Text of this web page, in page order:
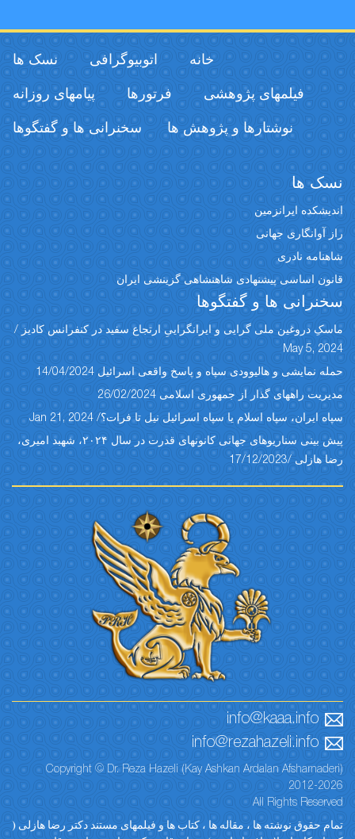
خانه اتوبیوگرافی نسک ها
فیلمهای پژوهشی فرتورها پیامهای روزانه
نوشتارها و پژوهش ها سخنرانی ها و گفتگوها
نسک ها
اندیشکده ایرانزمین
راز آوانگاری جهانی
شاهنامه نادری
قانون اساسی پیشنهادی شاهنشاهی گزینشی ایران
سخنرانی ها و گفتگوها
ماسکِ دروغین ملی گرایی و ایرانگراییِ ارتجاع سفید در کنفرانس کادیز /
May 5, 2024
حمله نمایشی و هالیوودی سپاه و پاسخ واقعی اسرائیل 14/04/2024
مدیریت راههای گذار از جمهوری اسلامی 26/02/2024
سپاه ایران، سپاه اسلام یا سپاه اسرائیل نیل تا فرات؟/ Jan 21, 2024
پیش بینی سناریوهای جهانی کانونهای قدرت در سال ۲۰۲۴، شهبد امیری،
رضا هازلی /17/12/2023
info@kaaa.info
info@rezahazeli.info
Copyright © Dr. Reza Hazeli (Kay Ashkan Ardalan Afsharnaderi)
2012-2026
All Rights Reserved
تمام حقوق نوشته ها ، مقاله ها ، کتاب ها و فیلمهای مستند دکتر رضا هازلی (